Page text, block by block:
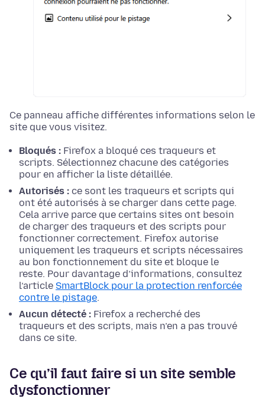
Ce panneau affiche différentes informations selon le
site que vous visitez.
Bloqués : Firefox a bloqué ces traqueurs et
scripts. Sélectionnez chacune des catégories
pour en afficher la liste détaillée.
Autorisés : ce sont les traqueurs et scripts qui
ont été autorisés à se charger dans cette page.
Cela arrive parce que certains sites ont besoin
de charger des traqueurs et des scripts pour
fonctionner correctement. Firefox autorise
uniquement les traqueurs et scripts nécessaires
au bon fonctionnement du site et bloque le
reste. Pour davantage d’informations, consultez
l’article SmartBlock pour la protection renforcée
contre le pistage.
Aucun détecté : Firefox a recherché des
traqueurs et des scripts, mais n’en a pas trouvé
dans ce site.
Ce qu’il faut faire si un site semble
dysfonctionner